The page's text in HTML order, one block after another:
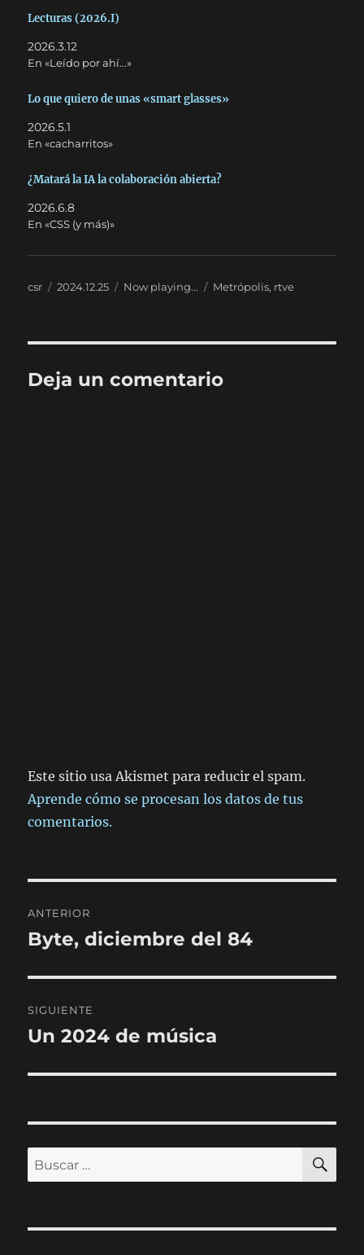
Lecturas (2026.I)
2026.3.12
En «Leído por ahí...»
Lo que quiero de unas «smart glasses»
2026.5.1
En «cacharritos»
¿Matará la IA la colaboración abierta?
2026.6.8
En «CSS (y más)»
Autor
csr
Publicado
2024.12.25 Categorías
Now playing... Etiquetas
Metrópolis, rtve
Deja un comentario
Este sitio usa Akismet para reducir el spam.
Aprende cómo se procesan los datos de tus
comentarios.
de
ANTERIOR
Entrada
Byte, diciembre del 84
SIGUIENTE
Entrada
Un 2024 de música
Buscar
por: